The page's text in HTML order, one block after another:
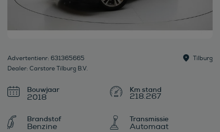
Advertentienr: 631365665
Dealer: Carstore Tilburg B.V.
Tilburg
Bouwjaar
2018 218.267
Brandstof
Benzine
Transmissie
Automaat